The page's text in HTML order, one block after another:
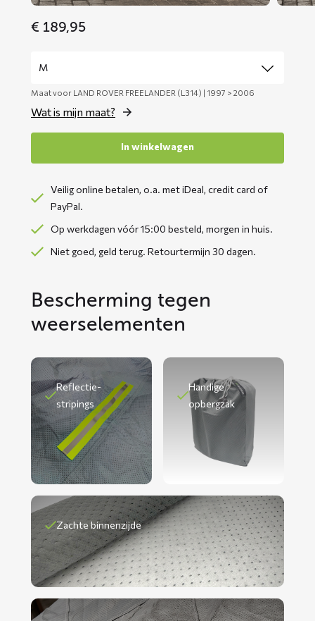
€ 189,95
Maat voor LAND ROVER FREELANDER (L314) | 1997 > 2006
Wat is mijn maat?
In winkelwagen
Veilig online betalen, o.a. met iDeal, credit card of
PayPal.
Op werkdagen vóór 15:00 besteld, morgen in huis.
Niet goed, geld terug. Retourtermijn 30 dagen.
Bescherming tegen
weerselementen
Reflectie-
stripings
Handige
opbergzak
Zachte binnenzijde